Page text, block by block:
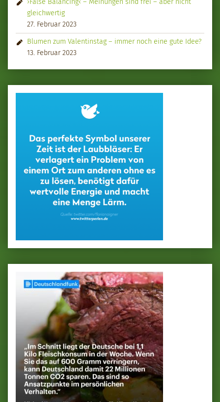
gleichwertig
27. Februar 2023
Blumen zum Valentinstag – immer noch eine gute Idee?
13. Februar 2023